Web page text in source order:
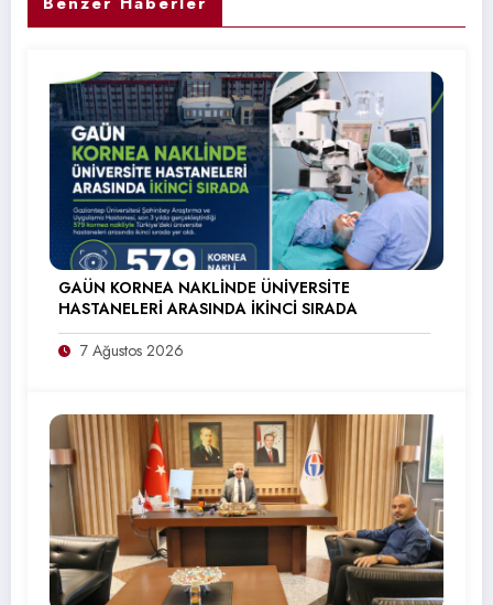
GAÜN KORNEA NAKLİNDE ÜNİVERSİTE
HASTANELERİ ARASINDA İKİNCİ SIRADA
7 Ağustos 2026